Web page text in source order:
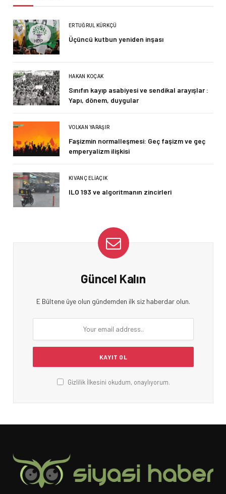
ERTUĞRUL KÜRKÇÜ
Üçüncü kutbun yeniden inşası
HAKAN KOÇAK
Sınıfın kayıp asabiyesi ve sendikal arayışlar :
Yapı, dönem, duygular
VOLKAN YARAŞIR
Faşizmin normalleşmesi: Geç faşizm ve geç
emperyalizm ilişkisi
KIVANÇ ELIAÇIK
ILO 193 ve algoritmanın zincirleri
Güncel Kalın
E Bültene üye olun gündemden ilk siz haberdar olun.
Gizlilik İlkesini okudum, onaylıyorum.